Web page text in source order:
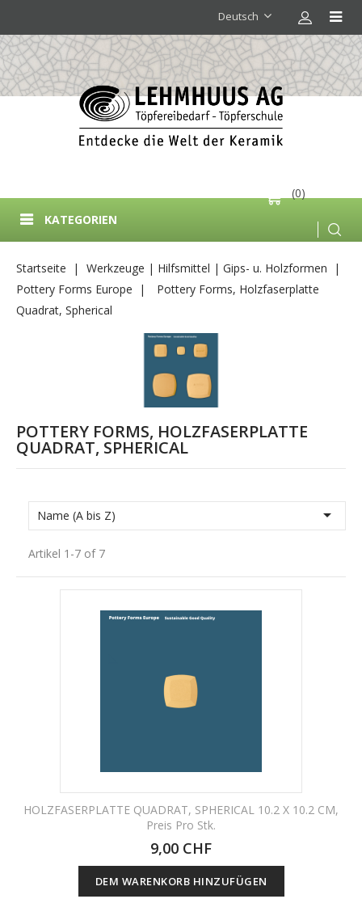
Deutsch
(0)
KATEGORIEN
Startseite
Werkzeuge | Hilfsmittel | Gips- u. Holzformen
Pottery Forms Europe
Pottery Forms, Holzfaserplatte
Quadrat, Spherical
POTTERY FORMS, HOLZFASERPLATTE
QUADRAT, SPHERICAL
Name (A bis Z) 
Artikel 1-7 of 7
HOLZFASERPLATTE QUADRAT, SPHERICAL 10.2 X 10.2 CM,
Preis Pro Stk.
9,00 CHF
DEM WARENKORB HINZUFÜGEN